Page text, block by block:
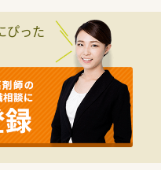
をはじめ、薬剤指導に関する
、医薬品情報を周知する業務
っていただきます。
サポートチーム、認知症ケ
に参加し、
献しています。
尿病の教育入院患者の受入
ぴった